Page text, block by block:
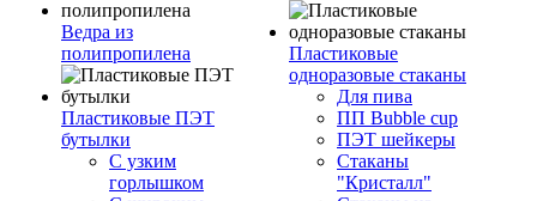
Ведра из
полипропилена
Пластиковые ПЭТ
бутылки
С узким
горлышком
Пластиковые
одноразовые стаканы
Для пива
ПП Bubble cup
ПЭТ шейкеры
Стаканы
"Кристалл"